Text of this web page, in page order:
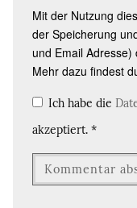
Mit der Nutzung
der Speicherung
und Email
Mehr dazu findest
Ich habe die
akzeptiert. *